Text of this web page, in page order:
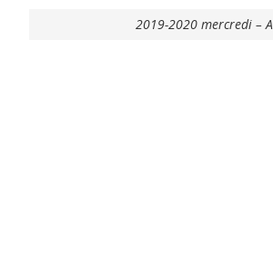
2019-2020 mercredi – А